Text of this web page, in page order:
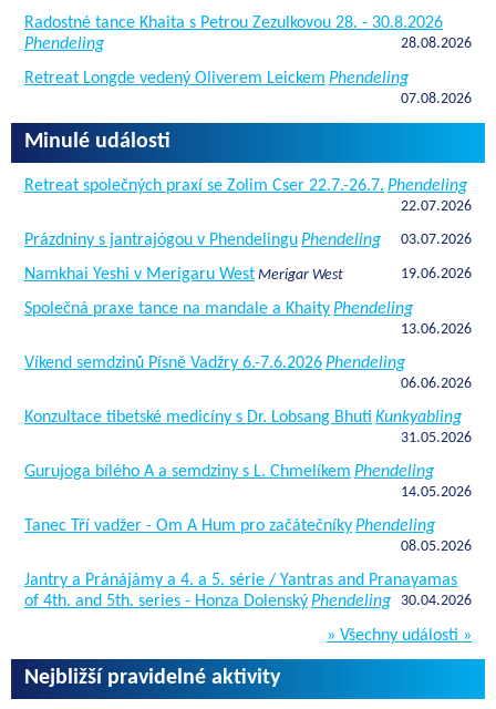
Radostné tance Khaita s Petrou Zezulkovou 28. - 30.8.2026
Phendeling
28.08.2026
Retreat Longde vedený Oliverem Leickem Phendeling
07.08.2026
Minulé události
Retreat společných praxí se Zolim Cser 22.7.-26.7. Phendeling
22.07.2026
Prázdniny s jantrajógou v PhendelinguPhendeling 03.07.2026
Namkhai Yeshi v Merigaru West Merigar West 19.06.2026
Společná praxe tance na mandale a KhaityPhendeling
13.06.2026
Víkend semdzinů Písně Vadžry 6.-7.6.2026Phendeling
06.06.2026
Konzultace tibetské medicíny s Dr. Lobsang Bhuti Kunkyabling
31.05.2026
Gurujoga bílého A a semdziny s L. Chmelíkem Phendeling
14.05.2026
Tanec Tří vadžer - Om A Hum pro začátečníkyPhendeling
08.05.2026
Jantry a Pránájámy a 4. a 5. série / Yantras and Pranayamas
of 4th. and 5th. series - Honza DolenskýPhendeling 30.04.2026
» Všechny události »
Nejbližší pravidelné aktivity